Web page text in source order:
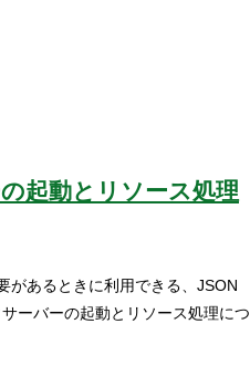
起動とリソース処理
があるときに利用できる、JSON
ーバーの起動とリソース処理につ